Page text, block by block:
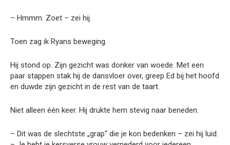
– Hmmm. Zoet – zei hij.
Toen zag ik Ryans beweging.
Hij stond op. Zijn gezicht was donker van woede. Met een
paar stappen stak hij de dansvloer over, greep Ed bij het hoofd
en duwde zijn gezicht in de rest van de taart.
Niet alleen één keer. Hij drukte hem stevig naar beneden.
– Dit was de slechtste „grap“ die je kon bedenken – zei hij luid.